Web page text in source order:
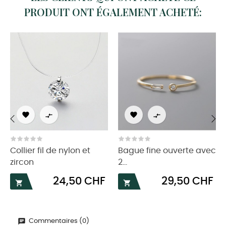
PRODUIT ONT ÉGALEMENT ACHETÉ:
 
Collier fil de nylon et
zircon

Prix
24,50 CHF
 
Bague fine ouverte avec
2...

Prix
29,50 CHF
‹
Commentaires (0)